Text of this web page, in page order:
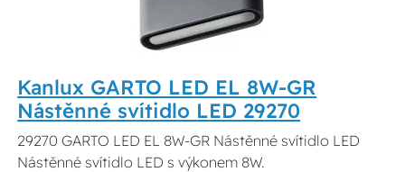
Kanlux GARTO LED EL 8W-GR
Nástěnné svítidlo LED 29270
29270 GARTO LED EL 8W-GR Nástěnné svítidlo LED
Nástěnné svítidlo LED s výkonem 8W.